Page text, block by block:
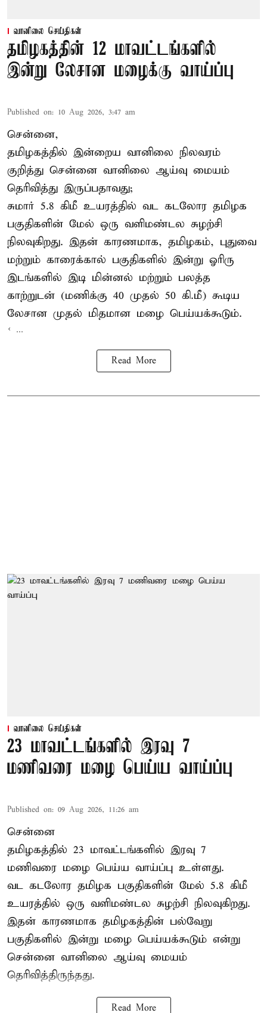
வானிலை செய்திகள்
தமிழகத்தின் 12 மாவட்டங்களில்
இன்று லேசான மழைக்கு வாய்ப்பு
Published on: 10 Aug 2026, 3:47 am
சென்னை,
தமிழகத்தில் இன்றைய வானிலை நிலவரம்
குறித்து சென்னை வானிலை ஆய்வு மையம்
தெரிவித்து இருப்பதாவது;
சுமார் 5.8 கிமீ உயரத்தில் வட கடலோர தமிழக
பகுதிகளின் மேல் ஒரு வளிமண்டல சுழற்சி
நிலவுகிறது. இதன் காரணமாக, தமிழகம், புதுவை
மற்றும் காரைக்கால் பகுதிகளில் இன்று ஓரிரு
இடங்களில் இடி மின்னல் மற்றும் பலத்த
காற்றுடன் (மணிக்கு 40 முதல் 50 கி.மீ) கூடிய
லேசான முதல் மிதமான மழை பெய்யக்கூடும்.
< ...
Read More
வானிலை செய்திகள்
23 மாவட்டங்களில் இரவு 7
மணிவரை மழை பெய்ய வாய்ப்பு
Published on: 09 Aug 2026, 11:26 am
சென்னை
தமிழகத்தில் 23 மாவட்டங்களில் இரவு 7
மணிவரை மழை பெய்ய வாய்ப்பு உள்ளது.
வட கடலோர தமிழக பகுதிகளின் மேல் 5.8 கிமீ
உயரத்தில் ஒரு வளிமண்டல சுழற்சி நிலவுகிறது.
இதன் காரணமாக தமிழகத்தின் பல்வேறு
பகுதிகளில் இன்று மழை பெய்யக்கூடும் என்று
சென்னை வானிலை ஆய்வு மையம்
தெரிவித்திருந்தது.
Read More